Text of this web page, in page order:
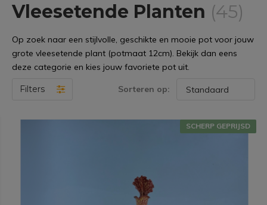
Vleesetende Planten (45)
Op zoek naar een stijlvolle, geschikte en mooie pot voor jouw
grote vleesetende plant (potmaat 12cm). Bekijk dan eens
deze categorie en kies jouw favoriete pot uit.
Filters Sorteren op:
SCHERP GEPRIJSD